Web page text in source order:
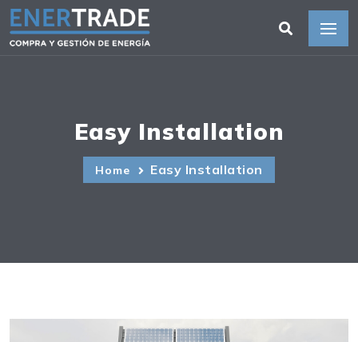
Easy Installation
Home Easy Installation